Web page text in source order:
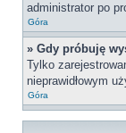
administrator po
Góra
» Gdy próbuję
Tylko
nieprawidłowym
Góra